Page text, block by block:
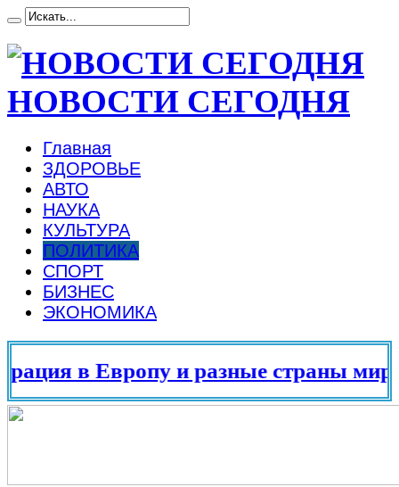
НОВОСТИ СЕГОДНЯ
Главная
ЗДОРОВЬЕ
АВТО
НАУКА
КУЛЬТУРА
ПОЛИТИКА
СПОРТ
БИЗНЕС
ЭКОНОМИКА
в Европу и разные страны мира